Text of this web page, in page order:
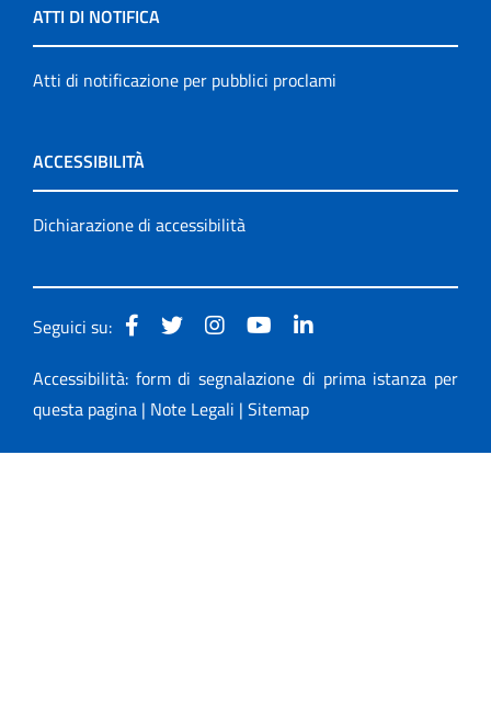
ATTI DI NOTIFICA
Atti di notificazione per pubblici proclami
ACCESSIBILITÀ
Dichiarazione di accessibilità
Seguici su:
Accessibilità: form di segnalazione di prima istanza per
questa pagina | Note Legali | Sitemap